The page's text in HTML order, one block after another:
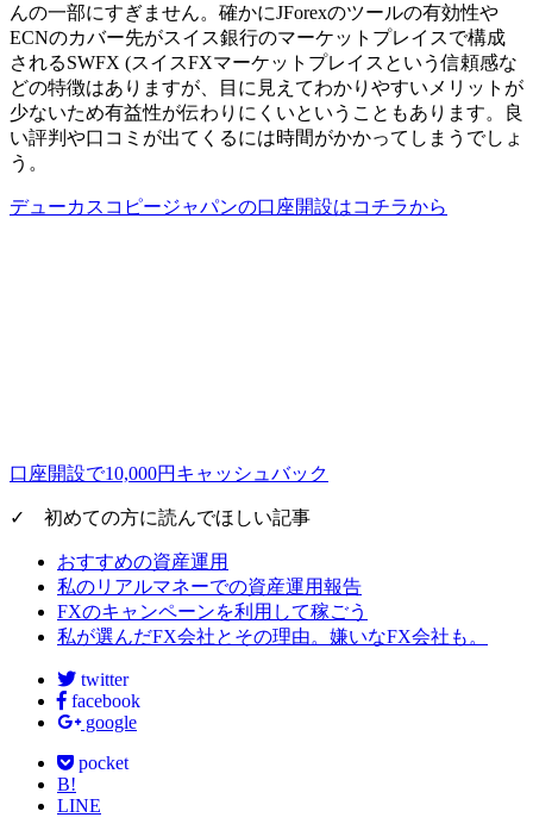
んの一部にすぎません。確かにJForexのツールの有効性や
ECNのカバー先がスイス銀行のマーケットプレイスで構成
されるSWFX (スイスFXマーケットプレイスという信頼感な
どの特徴はありますが、目に見えてわかりやすいメリットが
少ないため有益性が伝わりにくいということもあります。良
い評判や口コミが出てくるには時間がかかってしまうでしょ
う。
デューカスコピージャパンの口座開設はコチラから
口座開設で10,000円キャッシュバック
✓ 初めての方に読んでほしい記事
おすすめの資産運用
私のリアルマネーでの資産運用報告
FXのキャンペーンを利用して稼ごう
私が選んだFX会社とその理由。嫌いなFX会社も。
twitter
facebook
google
pocket
B!
LINE